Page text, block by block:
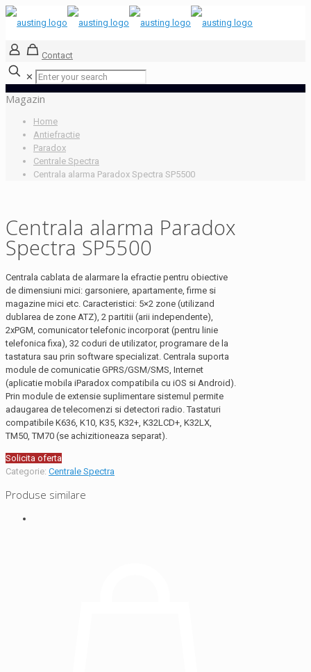
Contact
✕
Magazin
Home
Antiefractie
Paradox
Centrale Spectra
Centrala alarma Paradox Spectra SP5500
Centrala alarma Paradox
Spectra SP5500
Centrala cablata de alarmare la efractie pentru obiective
de dimensiuni mici: garsoniere, apartamente, firme si
magazine mici etc. Caracteristici: 5×2 zone (utilizand
dublarea de zone ATZ), 2 partitii (arii independente),
2xPGM, comunicator telefonic incorporat (pentru linie
telefonica fixa), 32 coduri de utilizator, programare de la
tastatura sau prin software specializat. Centrala suporta
module de comunicatie GPRS/GSM/SMS, Internet
(aplicatie mobila iParadox compatibila cu iOS si Android).
Prin module de extensie suplimentare sistemul permite
adaugarea de telecomenzi si detectori radio. Tastaturi
compatibile K636, K10, K35, K32+, K32LCD+, K32LX,
TM50, TM70 (se achizitioneaza separat).
Solicita oferta
Categorie: Centrale Spectra
Produse similare